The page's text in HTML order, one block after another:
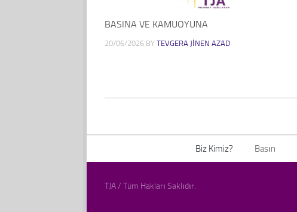
BASINA VE KAMUOYUNA
20/06/2026BY TEVGERA JINEN AZAD
Biz Kimiz? Basın
TJA / Tüm Hakları Saklıdır.